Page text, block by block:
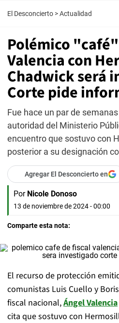
El Desconcierto >Actualidad
Polémico
Valencia con
Chadwick será
Corte pide
Fue hace un par de
autoridad del Ministerio
encuentro que sostuvo con
posterior a su designación
Agregar El Desconcierto en
Por Nicole Donoso
13 de noviembre de 2024 - 00:00
Comparte esta nota:
El recurso de protección
comunistas Luis Cuello y
fiscal nacional,Ángel Valencia
cita que sostuvo con